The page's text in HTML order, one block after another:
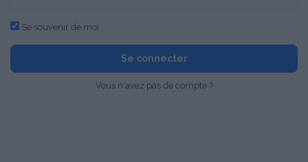
Se souvenir de moi
Se connecter
Vous n'avez pas de compte ?